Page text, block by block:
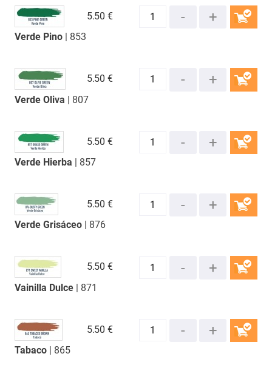
Verde Pino| 853
5.50 €
Verde Oliva | 807
5.50 €
Verde Hierba | 857
5.50 €
Verde Grisáceo| 876
5.50 €
Vainilla Dulce| 871
5.50 €
Tabaco| 865
5.50 €